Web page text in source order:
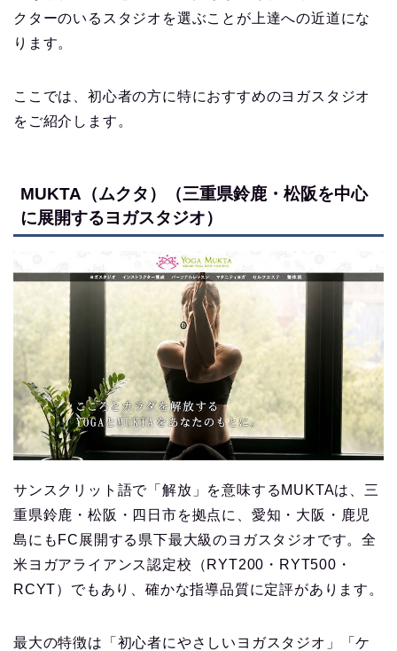
クターのいるスタジオを選ぶことが上達への近道にな
ります。
ここでは、初心者の方に特におすすめのヨガスタジオ
をご紹介します。
MUKTA（ムクタ）（三重県鈴鹿・松阪を中心
に展開するヨガスタジオ）
サンスクリット語で「解放」を意味するMUKTAは、三
重県鈴鹿・松阪・四日市を拠点に、愛知・大阪・鹿児
島にもFC展開する県下最大級のヨガスタジオです。全
米ヨガアライアンス認定校（RYT200・RYT500・
RCYT）でもあり、確かな指導品質に定評があります。
最大の特徴は「初心者にやさしいヨガスタジオ」「ケ